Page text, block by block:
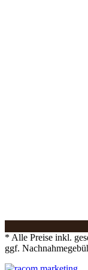
* Alle Preise inkl.
ggf.